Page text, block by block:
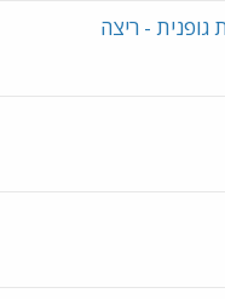
גופנית - ריצה